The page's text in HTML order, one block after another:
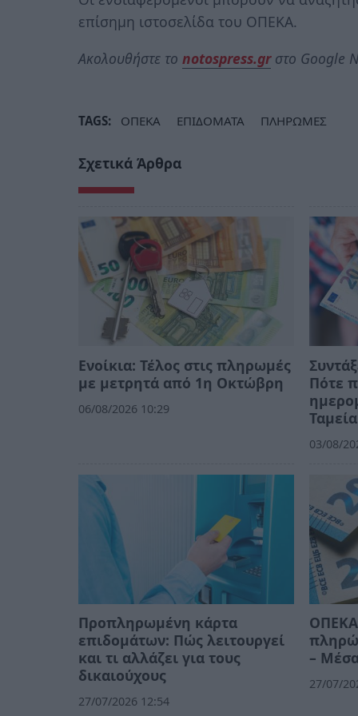
επίσημη ιστοσελίδα του ΟΠΕΚΑ.
Ακολουθήστε το notospress.grστο Google
TAGS: ΟΠΕΚΑ ΕΠΙΔΟΜΑΤΑ ΠΛΗΡΩΜΕΣ
Σχετικά Άρθρα
Ενοίκια: Τέλος στις πληρωμές
με μετρητά από 1η Οκτώβρη
06/08/2026 10:29
Πότε
Ταμεία
03/08/
Προπληρωμένη κάρτα
επιδομάτων: Πώς λειτουργεί
και τι αλλάζει για τους
δικαιούχους
27/07/2026 12:54
–
27/07/